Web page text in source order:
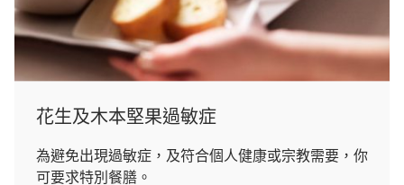
花生及木本堅果過敏症
為避免出現過敏症，及符合個人健康或宗教需要，你
可要求特別餐膳。